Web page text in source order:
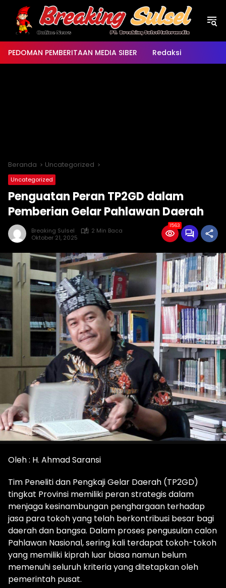
Langsung
konten
PEDOMAN PEMBERITAAN MEDIA SIBER Redaksi
Beranda Uncategorized
Uncategorized
Penguatan Peran TP2GD dalam
Pemberian Gelar Pahlawan Daerah
Breaking Sulsel
2 Min Baca
Oktober 21, 2025
1563
Oleh : H. Ahmad Saransi
Tim Peneliti dan Pengkaji Gelar Daerah (TP2GD)
tingkat Provinsi memiliki peran strategis dalam
menjaga kesinambungan penghargaan terhadap
jasa para tokoh yang telah berkontribusi besar bagi
daerah dan bangsa. Dalam proses pengusulan calon
Pahlawan Nasional, sering kali terdapat tokoh-tokoh
yang memiliki kiprah luar biasa namun belum
memenuhi seluruh kriteria yang ditetapkan oleh
pemerintah pusat.